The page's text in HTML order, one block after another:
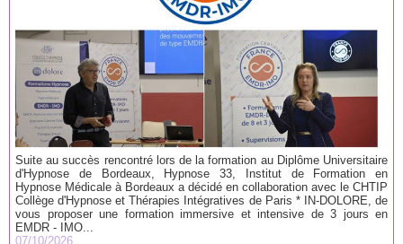
Suite au succès rencontré lors de la formation au Diplôme Universitaire
d'Hypnose de Bordeaux, Hypnose 33, Institut de Formation en
Hypnose Médicale à Bordeaux a décidé en collaboration avec le CHTIP
Collège d'Hypnose et Thérapies Intégratives de Paris * IN-DOLORE, de
vous proposer une formation immersive et intensive de 3 jours en
EMDR - IMO...
07/10/2026